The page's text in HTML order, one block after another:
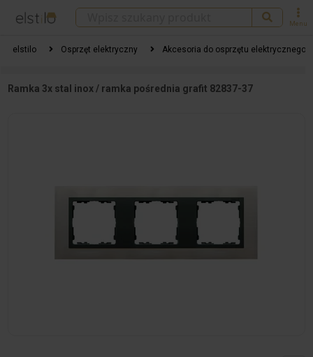
Menu
elstilo Osprzęt elektryczny Akcesoria do osprzętu elektrycznego
Ramka 3x stal inox / ramka pośrednia grafit 82837-37